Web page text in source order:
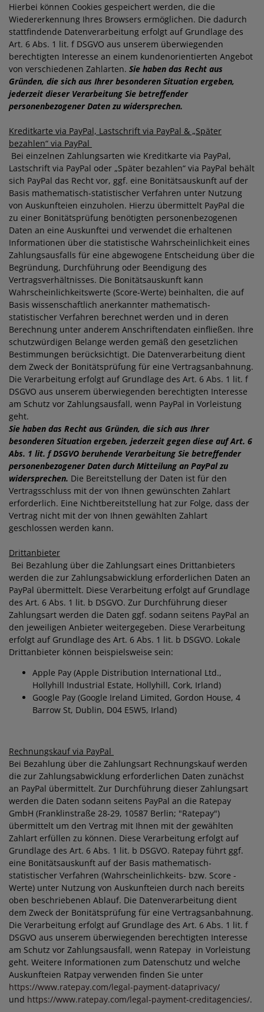
Hierbei können Cookies gespeichert werden, die die
Wiedererkennung Ihres Browsers ermöglichen. Die dadurch
stattfindende Datenverarbeitung erfolgt auf Grundlage des
Art. 6 Abs. 1 lit. f DSGVO aus unserem überwiegenden
berechtigten Interesse an einem kundenorientierten Angebot
von verschiedenen Zahlarten. Sie haben das Recht aus
Gründen, die sich aus Ihrer besonderen Situation ergeben,
jederzeit dieser Verarbeitung Sie betreffender
personenbezogener Daten zu widersprechen.
Kreditkarte via PayPal, Lastschrift via PayPal & „Später
bezahlen“ via PayPal
Bei einzelnen Zahlungsarten wie Kreditkarte via PayPal,
Lastschrift via PayPal oder „Später bezahlen“ via PayPal behält
sich PayPal das Recht vor, ggf. eine Bonitätsauskunft auf der
Basis mathematisch-statistischer Verfahren unter Nutzung
von Auskunfteien einzuholen. Hierzu übermittelt PayPal die
zu einer Bonitätsprüfung benötigten personenbezogenen
Daten an eine Auskunftei und verwendet die erhaltenen
Informationen über die statistische Wahrscheinlichkeit eines
Zahlungsausfalls für eine abgewogene Entscheidung über die
Begründung, Durchführung oder Beendigung des
Vertragsverhältnisses. Die Bonitätsauskunft kann
Wahrscheinlichkeitswerte (Score-Werte) beinhalten, die auf
Basis wissenschaftlich anerkannter mathematisch-
statistischer Verfahren berechnet werden und in deren
Berechnung unter anderem Anschriftendaten einfließen. Ihre
schutzwürdigen Belange werden gemäß den gesetzlichen
Bestimmungen berücksichtigt. Die Datenverarbeitung dient
dem Zweck der Bonitätsprüfung für eine Vertragsanbahnung.
Die Verarbeitung erfolgt auf Grundlage des Art. 6 Abs. 1 lit. f
DSGVO aus unserem überwiegenden berechtigten Interesse
am Schutz vor Zahlungsausfall, wenn PayPal in Vorleistung
geht.
Sie haben das Recht aus Gründen, die sich aus Ihrer
besonderen Situation ergeben, jederzeit gegen diese auf Art. 6
Abs. 1 lit. f DSGVO beruhende Verarbeitung Sie betreffender
personenbezogener Daten durch Mitteilung an PayPal zu
widersprechen. Die Bereitstellung der Daten ist für den
Vertragsschluss mit der von Ihnen gewünschten Zahlart
erforderlich. Eine Nichtbereitstellung hat zur Folge, dass der
Vertrag nicht mit der von Ihnen gewählten Zahlart
geschlossen werden kann.
Drittanbieter
Bei Bezahlung über die Zahlungsart eines Drittanbieters
werden die zur Zahlungsabwicklung erforderlichen Daten an
PayPal übermittelt. Diese Verarbeitung erfolgt auf Grundlage
des Art. 6 Abs. 1 lit. b DSGVO. Zur Durchführung dieser
Zahlungsart werden die Daten ggf. sodann seitens PayPal an
den jeweiligen Anbieter weitergegeben. Diese Verarbeitung
erfolgt auf Grundlage des Art. 6 Abs. 1 lit. b DSGVO. Lokale
Drittanbieter können beispielsweise sein:
Apple Pay (Apple Distribution International Ltd.,
Hollyhill Industrial Estate, Hollyhill, Cork, Irland)
Google Pay (Google Ireland Limited, Gordon House, 4
Barrow St, Dublin, D04 E5W5, Irland)
Rechnungskauf via PayPal
Bei Bezahlung über die Zahlungsart Rechnungskauf werden
die zur Zahlungsabwicklung erforderlichen Daten zunächst
an PayPal übermittelt. Zur Durchführung dieser Zahlungsart
werden die Daten sodann seitens PayPal an die Ratepay
GmbH (Franklinstraße 28-29, 10587 Berlin; "Ratepay")
übermittelt um den Vertrag mit Ihnen mit der gewählten
Zahlart erfüllen zu können. Diese Verarbeitung erfolgt auf
Grundlage des Art. 6 Abs. 1 lit. b DSGVO. Ratepay führt ggf.
eine Bonitätsauskunft auf der Basis mathematisch-
statistischer Verfahren (Wahrscheinlichkeits- bzw. Score -
Werte) unter Nutzung von Auskunfteien durch nach bereits
oben beschriebenen Ablauf. Die Datenverarbeitung dient
dem Zweck der Bonitätsprüfung für eine Vertragsanbahnung.
Die Verarbeitung erfolgt auf Grundlage des Art. 6 Abs. 1 lit. f
DSGVO aus unserem überwiegenden berechtigten Interesse
am Schutz vor Zahlungsausfall, wenn Ratepay in Vorleistung
geht. Weitere Informationen zum Datenschutz und welche
Auskunfteien Ratpay verwenden finden Sie unter
https://www.ratepay.com/legal-payment-dataprivacy/
und https://www.ratepay.com/legal-payment-creditagencies/.